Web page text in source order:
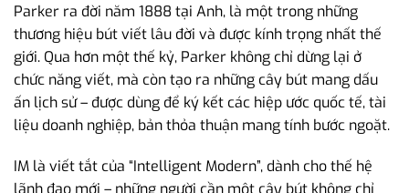
Parker ra đời năm 1888 tại Anh, là một trong những
thương hiệu bút viết lâu đời và được kính trọng nhất thế
giới. Qua hơn một thế kỷ, Parker không chỉ dừng lại ở
chức năng viết, mà còn tạo ra những cây bút mang dấu
ấn lịch sử – được dùng để ký kết các hiệp ước quốc tế, tài
liệu doanh nghiệp, bản thỏa thuận mang tính bước ngoặt.
IM là viết tắt của “Intelligent Modern”, dành cho thế hệ